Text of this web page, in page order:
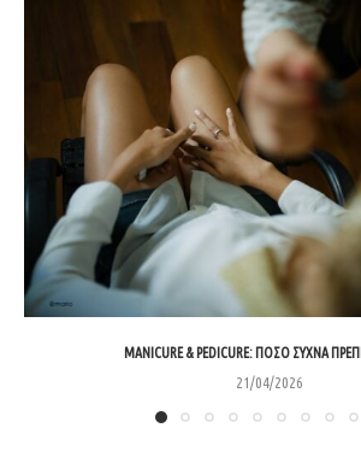
MANICURE & PEDICURE: ΠΌΣΟ ΣΥΧΝΆ
21/04/2026